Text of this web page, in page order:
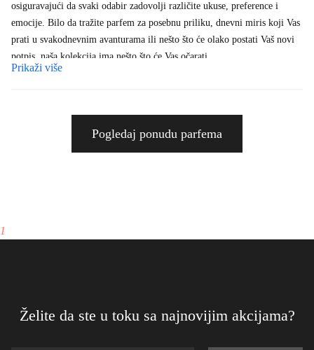
osiguravajući da svaki odabir zadovolji različite ukuse, preference i
emocije. Bilo da tražite parfem za posebnu priliku, dnevni miris koji Vas
prati u svakodnevnim avanturama ili nešto što će olako postati Vaš novi
potpis, naša kolekcija ima nešto što će Vas očarati.
od vodećih svjetskih brendova, kao i ekskluzivne, rijetke kreacije koje ne
imate pitanja o našim proizvodima, trebate savjet pri odabiru ili želite
kupljeni proizvod.
Prikaži više
Pogledaj ponudu parfema
1
Želite da ste u toku sa najnovijim akcijama?